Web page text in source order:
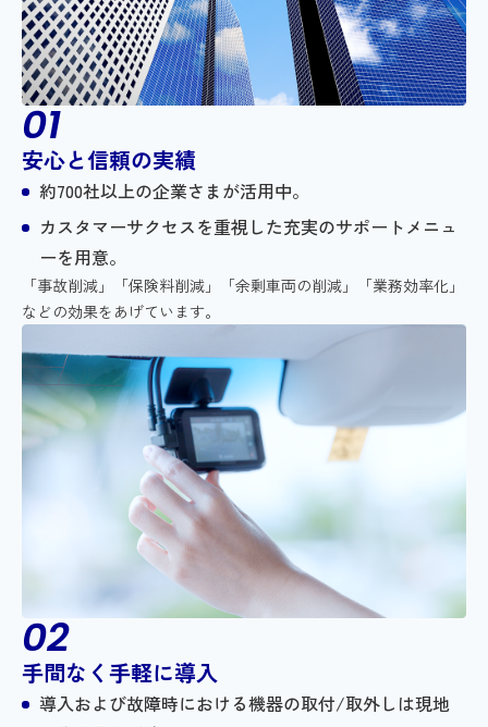
安心と信頼の実績
約700社以上の企業さまが活用中。
カスタマーサクセスを重視した充実のサポートメニュ
ーを用意。
「事故削減」「保険料削減」「余剰車両の削減」「業務効率化」
などの効果をあげています。
手間なく手軽に導入
導入および故障時における機器の取付/取外しは現地